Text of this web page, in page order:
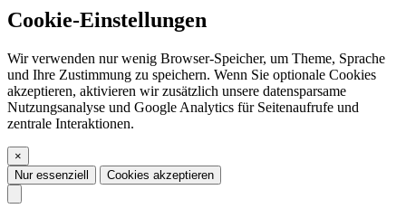
Cookie-Einstellungen
Wir verwenden nur wenig Browser-Speicher, um Theme, Sprache
und Ihre Zustimmung zu speichern. Wenn Sie optionale Cookies
akzeptieren, aktivieren wir zusätzlich unsere datensparsame
Nutzungsanalyse und Google Analytics für Seitenaufrufe und
zentrale Interaktionen.
×
Nur essenziell
Cookies akzeptieren